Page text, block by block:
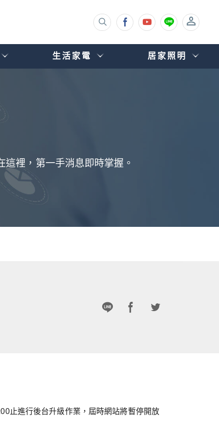
生活家電 居家照明
裡，第一手消息即時掌握。
止進行後台升級作業，屆時網站將暫停開放